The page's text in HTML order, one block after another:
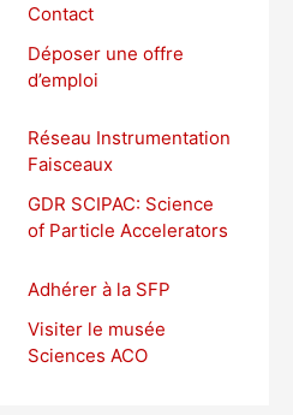
Contact
Déposer une offre
d’emploi
Réseau Instrumentation
Faisceaux
GDR SCIPAC: Science
of Particle Accelerators
Adhérerà la SFP
Visiter le musée
Sciences ACO